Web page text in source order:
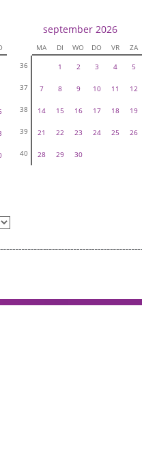
september 2026
MA DI WO DO VR
ZA
36
1 2 3 4 5
37 7 8 9 10 11 12
38 14 15 16 17 18 19
39 21 22 23 24 25 26
40 28 29 30